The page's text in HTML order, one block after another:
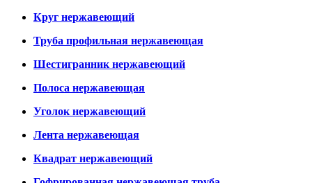
Круг нержавеющий
Труба профильная нержавеющая
Шестигранник нержавеющий
Полоса нержавеющая
Уголок нержавеющий
Лента нержавеющая
Квадрат нержавеющий